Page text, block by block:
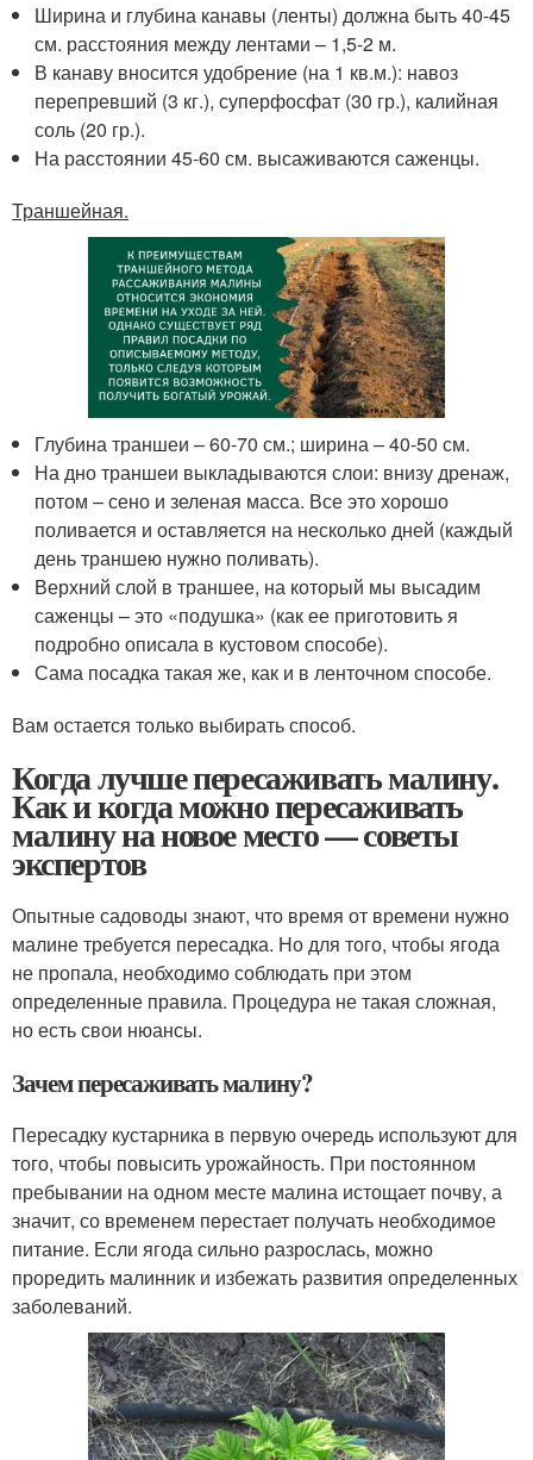
Ширина и глубина канавы (ленты) должна быть 40-45
см. расстояния между лентами – 1,5-2 м.
В канаву вносится удобрение (на 1 кв.м.): навоз
перепревший (3 кг.), суперфосфат (30 гр.), калийная
соль (20 гр.).
На расстоянии 45-60 см. высаживаются саженцы.
Траншейная.
Глубина траншеи – 60-70 см.; ширина – 40-50 см.
На дно траншеи выкладываются слои: внизу дренаж,
потом – сено и зеленая масса. Все это хорошо
поливается и оставляется на несколько дней (каждый
день траншею нужно поливать).
Верхний слой в траншее, на который мы высадим
саженцы – это «подушка» (как ее приготовить я
подробно описала в кустовом способе).
Сама посадка такая же, как и в ленточном способе.
Вам остается только выбирать способ.
Когда лучше пересаживать малину.
Как и когда можно пересаживать
малину на новое место — советы
экспертов
Опытные садоводы знают, что время от времени нужно
малине требуется пересадка. Но для того, чтобы ягода
не пропала, необходимо соблюдать при этом
определенные правила. Процедура не такая сложная,
но есть свои нюансы.
Зачем пересаживать малину?
Пересадку кустарника в первую очередь используют для
того, чтобы повысить урожайность. При постоянном
пребывании на одном месте малина истощает почву, а
значит, со временем перестает получать необходимое
питание. Если ягода сильно разрослась, можно
проредить малинник и избежать развития определенных
заболеваний.